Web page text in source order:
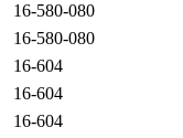
16-580-080
16-580-080
16-604
16-604
16-604